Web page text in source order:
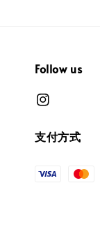
Follow us
支付方式